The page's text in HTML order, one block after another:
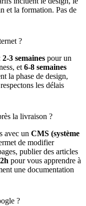
et la formation. Pas de
?
2-3 semaines pour un
et 6-8 semaines
la phase de design,
les délais
la livraison ?
avec un CMS (système
de modifier
publier des articles
pour vous apprendre à
une documentation
?